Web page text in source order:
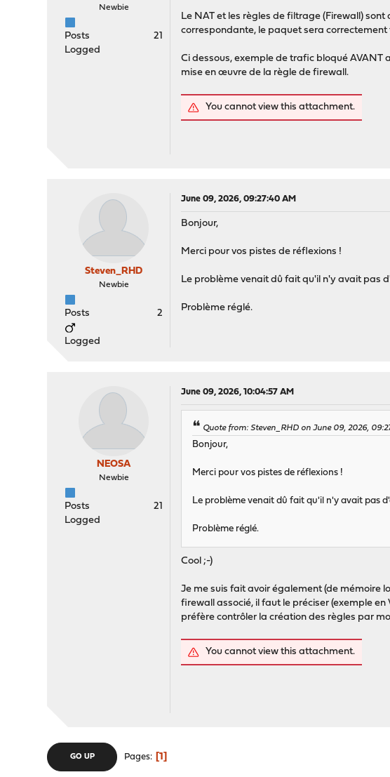
Newbie
Posts
21
Logged
Le NAT et les règles de filtrage (Firewall)
correspondante, le paquet sera
Ci dessous, exemple de trafic bloqué
mise en œuvre de la règle de firewall.
You cannot view this attachment.
Steven_RHD
Newbie
Posts 2
Logged
June 09, 2026, 09:27:40 AM
Bonjour,
Merci pour vos pistes de réflexions !
Le problème venait dû fait qu'il n'y avait pas
Problème réglé.
NEOSA
Newbie
Posts
21
Logged
June 09, 2026, 10:04:57 AM
Quote from: Steven_RHD on June 09, 2026,
Bonjour,
Merci pour vos pistes de réflexions !
Le problème venait dû fait qu'il n'y avait pas
Problème réglé.
Cool ;-)
Je me suis fait avoir également (de mémoire
firewall associé, il faut le préciser (exemple
préfère contrôler la création des règles par
You cannot view this attachment.
GO UP Pages 1